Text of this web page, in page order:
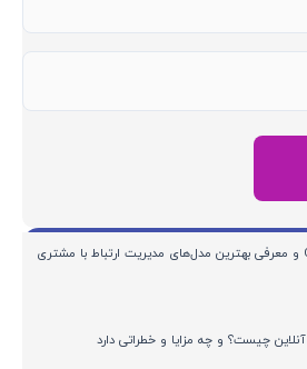
چیست؟ و چه مزایا و خطراتی دارد